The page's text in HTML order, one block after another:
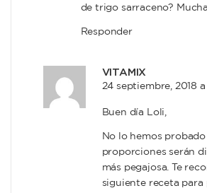
de trigo sarraceno?
Responder
VITAMIX
24 septiembre, 2018 a
Buen día Loli,
No lo hemos
proporciones serán
más pegajosa. Te
siguiente receta para